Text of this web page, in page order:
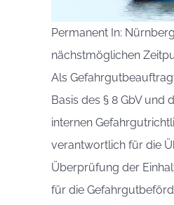
Permanent In:
nächstmöglichen
Als
Basis des § 8 GbV und
internen
verantwortlich für die
Überprüfung der
für die